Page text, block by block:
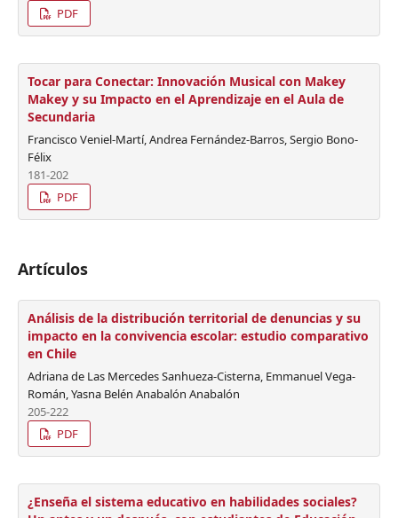
PDF
Tocar para Conectar: Innovación Musical con Makey
Makey y su Impacto en el Aprendizaje en el Aula de
Secundaria
Francisco Veniel-Martí, Andrea Fernández-Barros, Sergio Bono-
Félix
181-202
PDF
Artículos
Análisis de la distribución territorial de denuncias y su
impacto en la convivencia escolar: estudio comparativo
en Chile
Adriana de Las Mercedes Sanhueza-Cisterna, Emmanuel Vega-
Román, Yasna Belén Anabalón Anabalón
205-222
PDF
¿Enseña el sistema educativo en habilidades sociales?